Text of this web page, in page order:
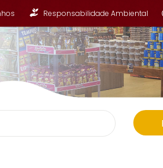
Responsabilidade Ambiental